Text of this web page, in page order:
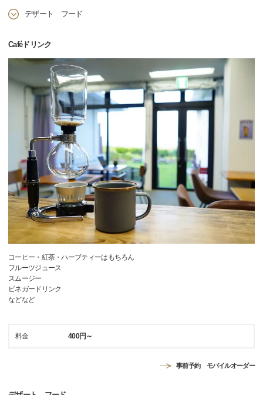
デザート フード
Caféドリンク
コーヒー・紅茶・ハーブティーはもちろん
フルーツジュース
スムージー
ビネガードリンク
などなど
料金 400円～
事前予約 モバイルオーダー